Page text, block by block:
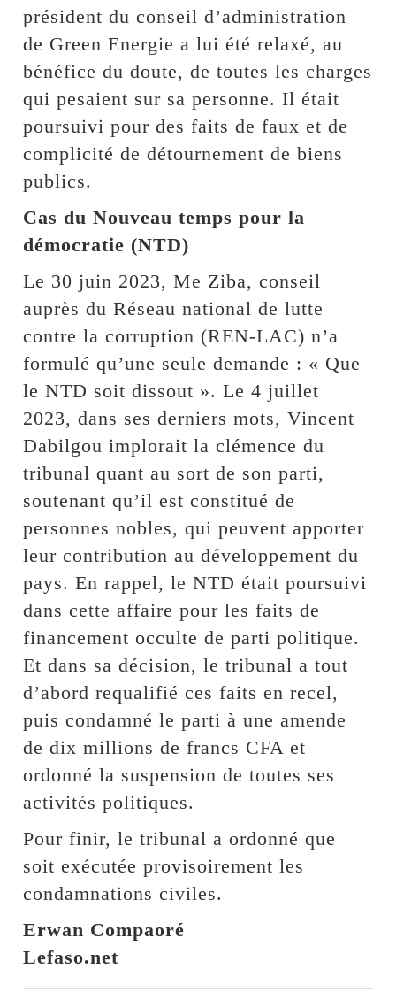
président du conseil d’administration
de Green Energie a lui été relaxé, au
bénéfice du doute, de toutes les charges
qui pesaient sur sa personne. Il était
poursuivi pour des faits de faux et de
complicité de détournement de biens
publics.
Cas du Nouveau temps pour la
démocratie (NTD)
Le 30 juin 2023, Me Ziba, conseil
auprès du Réseau national de lutte
contre la corruption (REN-LAC) n’a
formulé qu’une seule demande : « Que
le NTD soit dissout ». Le 4 juillet
2023, dans ses derniers mots, Vincent
Dabilgou implorait la clémence du
tribunal quant au sort de son parti,
soutenant qu’il est constitué de
personnes nobles, qui peuvent apporter
leur contribution au développement du
pays. En rappel, le NTD était poursuivi
dans cette affaire pour les faits de
financement occulte de parti politique.
Et dans sa décision, le tribunal a tout
d’abord requalifié ces faits en recel,
puis condamné le parti à une amende
de dix millions de francs CFA et
ordonné la suspension de toutes ses
activités politiques.
Pour finir, le tribunal a ordonné que
soit exécutée provisoirement les
condamnations civiles.
Erwan Compaoré
Lefaso.net